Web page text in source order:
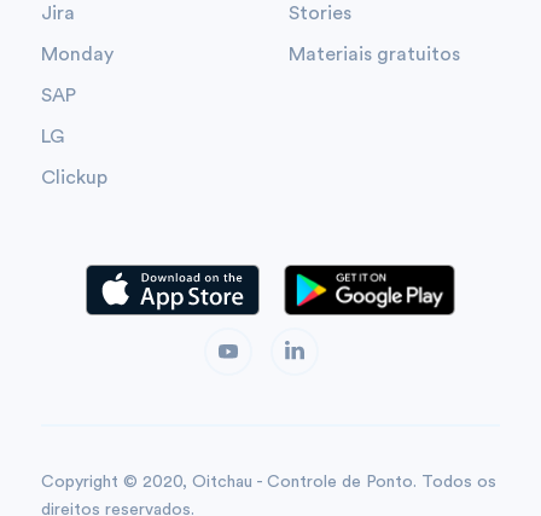
Jira
Monday
SAP
LG
Clickup
Stories
Materiais gratuitos
Copyright © 2020, Oitchau - Controle de Ponto. Todos os
direitos reservados.